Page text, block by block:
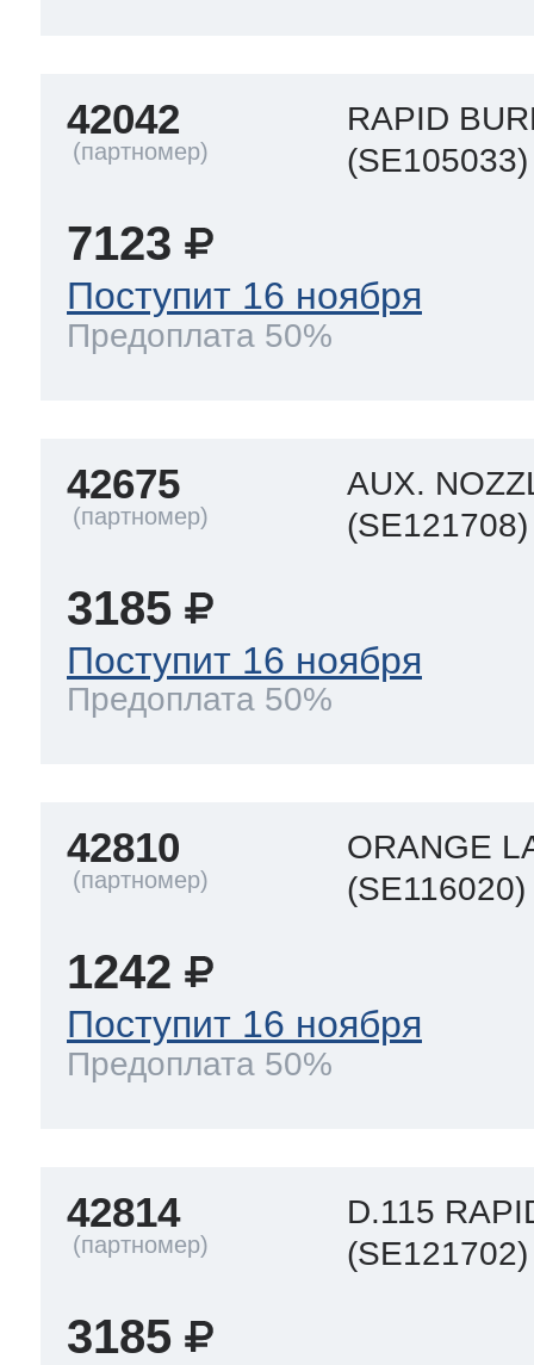
42042
RAPID
(SE105033)
7123
Поступит 16 ноября
Предоплата 50%
42675
AUX.
(SE121708)
3185
Поступит 16 ноября
Предоплата 50%
42810
ORANGE
(SE116020)
1242
Поступит 16 ноября
Предоплата 50%
42814
D.115
(SE121702)
3185